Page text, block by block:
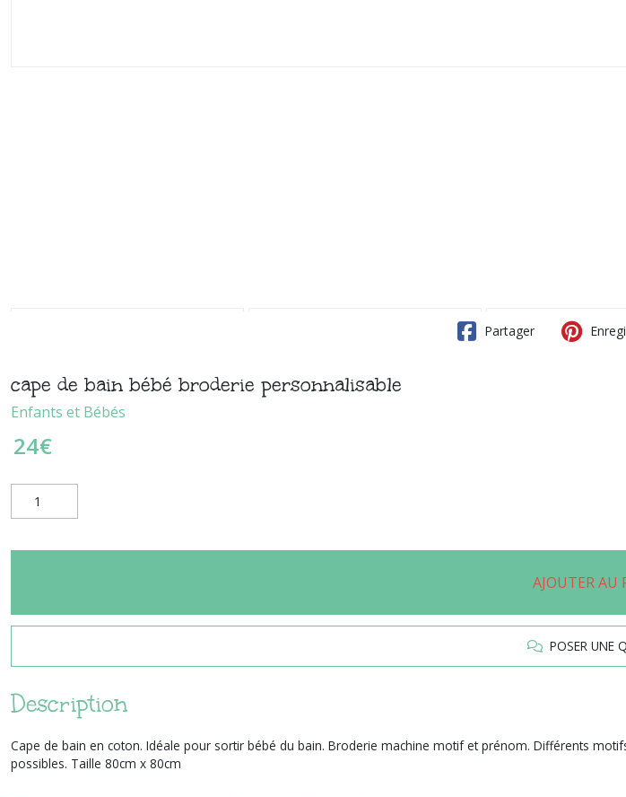
Partager
cape de bain bébé broderie personnalisable
Enfants et Bébés
24€
AJOUTER AU
POSER UNE
Description
Cape de bain en coton. Idéale pour sortir bébé du bain. Broderie machine motif et prénom. Différents
possibles. Taille 80cm x 80cm